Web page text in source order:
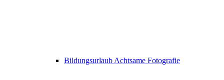
Bildungsurlaub Achtsame Fotografie